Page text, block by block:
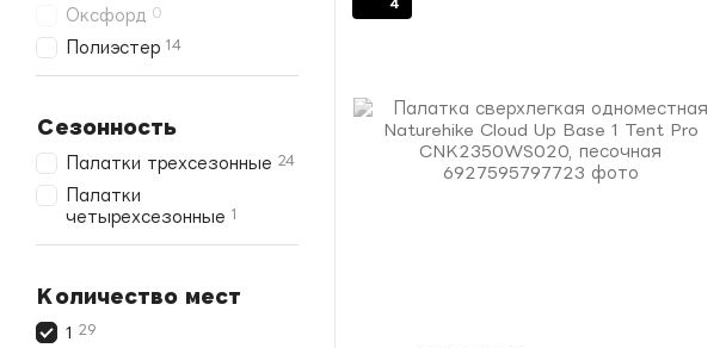
4
Оксфорд 0
Полиэстер 14
Сезонность
Палатки трехсезонные 24
Палатки
четырехсезонные 1
Количество мест
1 29